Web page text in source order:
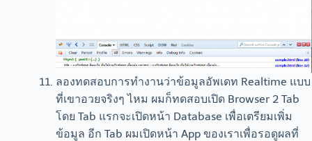
ลองทดสอบการทำงานว่าข้อมูลอัพเดท Realtime แบบ
ที่เขาอวยจริงๆ ไหม ผมก็ทดสอบเปิด Browser 2 Tab
โดย Tab แรกจะเปิดหน้า Database เพื่อเตรียมเพิ่ม
ข้อมูล อีก Tab ผมเปิดหน้า App ของเราเพื่อรอดูผลที่